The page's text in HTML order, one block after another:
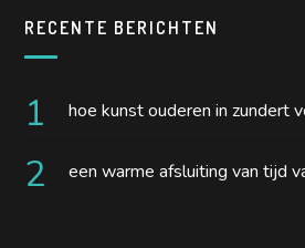
RECENTE BERICHTEN
hoe kunst ouderen in zundert
een warme afsluiting van tijd